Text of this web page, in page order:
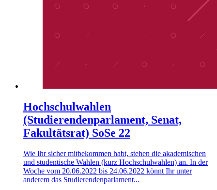
Hochschulwahlen
(Studierendenparlament, Senat,
Fakultätsrat) SoSe 22
Wie Ihr sicher mitbekommen habt, stehen die akademischen
und studentische Wahlen (kurz Hochschulwahlen) an. In der
Woche vom 20.06.2022 bis 24.06.2022 könnt Ihr unter
anderem das Studierendenparlament...